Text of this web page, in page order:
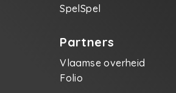
SpelSpel
Partners
Vlaamse overheid
Folio